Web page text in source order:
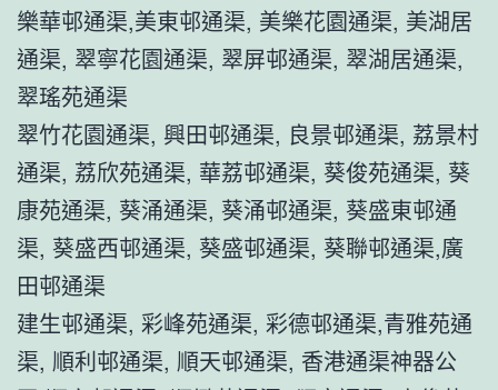
樂華邨通渠,美東邨通渠, 美樂花園通渠, 美湖居
通渠, 翠寧花園通渠, 翠屏邨通渠, 翠湖居通渠,
翠瑤苑通渠
翠竹花園通渠, 興田邨通渠, 良景邨通渠, 荔景村
通渠, 荔欣苑通渠, 華荔邨通渠, 葵俊苑通渠, 葵
康苑通渠, 葵涌通渠, 葵涌邨通渠, 葵盛東邨通
渠, 葵盛西邨通渠, 葵盛邨通渠, 葵聯邨通渠,廣
田邨通渠
建生邨通渠, 彩峰苑通渠, 彩德邨通渠,青雅苑通
渠, 順利邨通渠, 順天邨通渠, 香港通渠神器公